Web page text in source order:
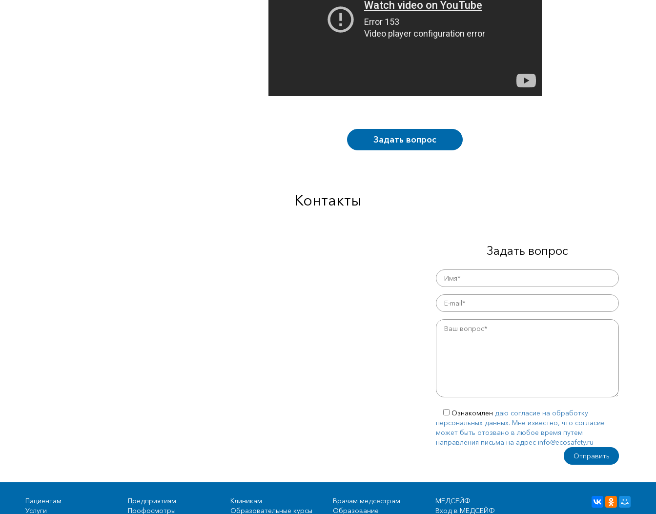
Задать вопрос
Контакты
Задать вопрос
Ознакомлен даю согласие на обработку
персональных данных. Мне известно, что согласие
может быть отозвано в любое время путем
направления письма на адрес info@ecosafety.ru
Пациентам
Услуги
Предприятиям
Профосмотры
Клиникам
Образовательные курсы
Врачам медсестрам
Образование
МЕДСЕЙФ
Вход в МЕДСЕЙФ